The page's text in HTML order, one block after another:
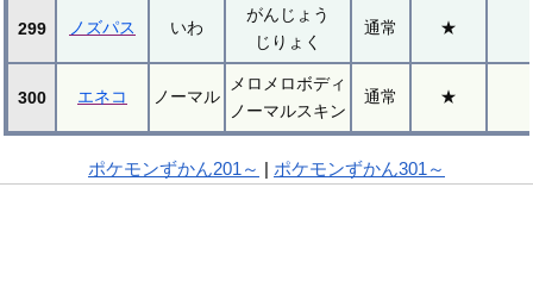
299 ノズパス いわ
がんじょう
じりょく
通常 ★
300 エネコ ノーマル
メロメロボディ
ノーマルスキン
通常 ★
ポケモンずかん201～ | ポケモンずかん301～